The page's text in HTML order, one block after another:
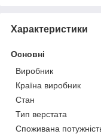
Характеристики
Основні
Виробник
Країна виробник
Стан
Тип верстата
Споживана